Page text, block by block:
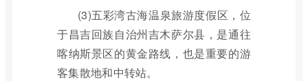
(3)五彩湾古海温泉旅游度假区，位
于昌吉回族自治州吉木萨尔县，是通往
喀纳斯景区的黄金路线，也是重要的游
客集散地和中转站。